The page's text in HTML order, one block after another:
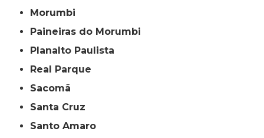
Morumbi
Paineiras do Morumbi
Planalto Paulista
Real Parque
Sacomã
Santa Cruz
Santo Amaro